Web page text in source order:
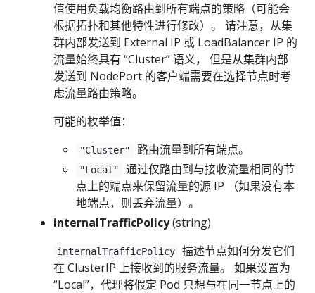
值使用负载均衡路由到所有端点的策略（可能会
根据拓扑和其他特性进行修改）。 请注意，从集
群内部发送到 External IP 或 LoadBalancer IP 的
流量始终具有 “Cluster” 语义， 但是从集群内部
发送到 NodePort 的客户端需要在选择节点时考
虑流量路由策略。
可能的枚举值：
"Cluster" 路由流量到所有端点。
"Local"
通过仅路由到与接收流量相同的节
点上的端点来保留流量的源 IP （如果没有本
地端点，则丢弃流量）。
internalTrafficPolicy(string)
internalTrafficPolicy
描述节点如何分发它们
在 ClusterIP 上接收到的服务流量。 如果设置为
“Local”，代理将假定 Pod 只想与在同一节点上的